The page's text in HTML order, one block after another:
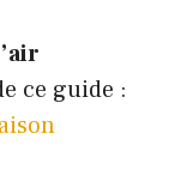
ce guide :